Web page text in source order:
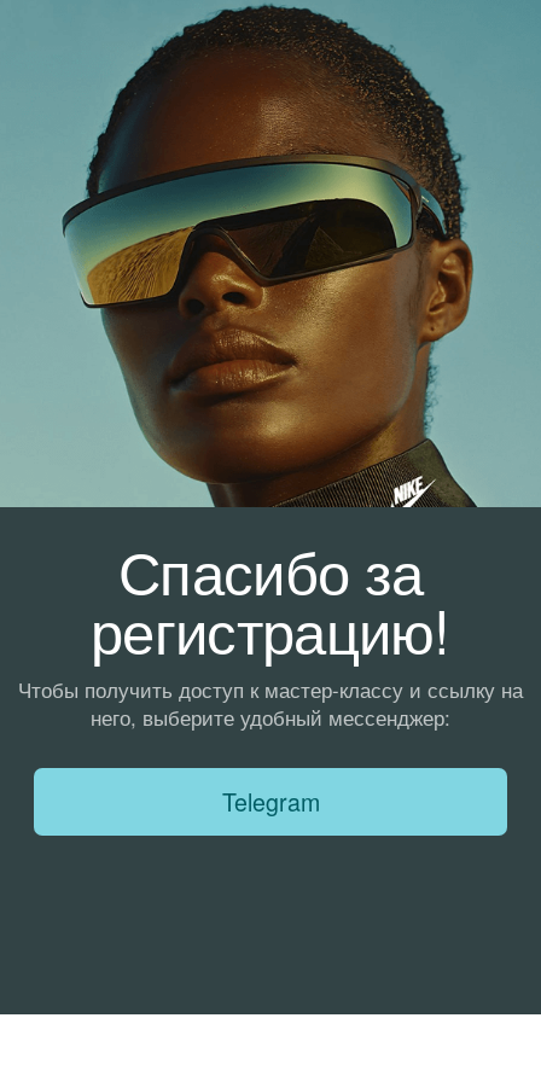
Telegram
Спасибо за
регистрацию!
Чтобы получить доступ к мастер-классу и ссылку на
него, выберите удобный мессенджер: